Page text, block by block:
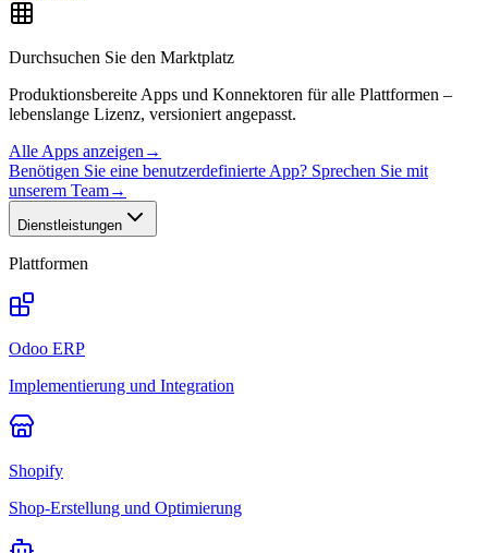
Durchsuchen Sie den Marktplatz
Produktionsbereite Apps und Konnektoren für alle Plattformen –
lebenslange Lizenz, versioniert angepasst.
Alle Apps anzeigen →
Benötigen Sie eine benutzerdefinierte App? Sprechen Sie mit
unserem Team→
Dienstleistungen
Plattformen
Odoo ERP
Implementierung und Integration
Shopify
Shop-Erstellung und Optimierung